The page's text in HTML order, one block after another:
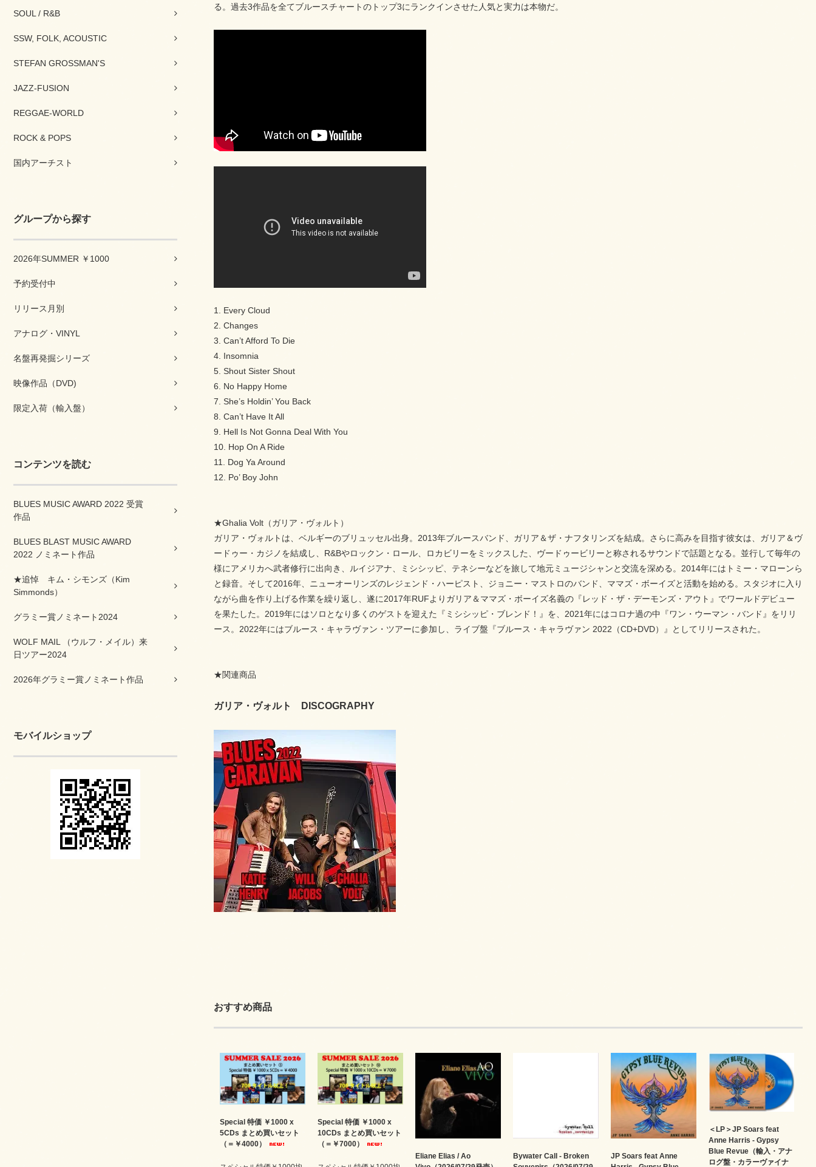
SOUL / R&B
SSW, FOLK, ACOUSTIC
STEFAN GROSSMAN'S
JAZZ-FUSION
REGGAE-WORLD
ROCK & POPS
国内アーチスト
グループから探す
2026年SUMMER ￥1000
予約受付中
リリース月別
アナログ・VINYL
名盤再発掘シリーズ
映像作品（DVD)
限定入荷（輸入盤）
コンテンツを読む
BLUES MUSIC AWARD 2022 受賞
作品
BLUES BLAST MUSIC AWARD
2022 ノミネート作品
★追悼 キム・シモンズ（Kim
Simmonds）
グラミー賞ノミネート2024
WOLF MAIL （ウルフ・メイル）来
日ツアー2024
2026年グラミー賞ノミネート作品
モバイルショップ
る。過去3作品を全てブルースチャートのトップ3にランクインさせた人気と実力は本物だ。
1. Every Cloud
2. Changes
3. Can’t Afford To Die
4. Insomnia
5. Shout Sister Shout
6. No Happy Home
7. She’s Holdin’ You Back
8. Can’t Have It All
9. Hell Is Not Gonna Deal With You
10. Hop On A Ride
11. Dog Ya Around
12. Po’ Boy John
★Ghalia Volt（ガリア・ヴォルト）
ガリア・ヴォルトは、ベルギーのブリュッセル出身。2013年ブルースバンド、ガリア＆ザ・ナフタリンズを結成。さらに高みを目指す彼女は、ガリア＆ヴ
ードゥー・カジノを結成し、R&Bやロックン・ロール、ロカビリーをミックスした、ヴードゥービリーと称されるサウンドで話題となる。並行して毎年の
様にアメリカへ武者修行に出向き、ルイジアナ、ミシシッピ、テネシーなどを旅して地元ミュージシャンと交流を深める。2014年にはトミー・マローンら
と録音。そして2016年、ニューオーリンズのレジェンド・ハーピスト、ジョニー・マストロのバンド、ママズ・ボーイズと活動を始める。スタジオに入り
ながら曲を作り上げる作業を繰り返し、遂に2017年RUFよりガリア＆ママズ・ボーイズ名義の『レッド・ザ・デーモンズ・アウト』でワールドデビュー
を果たした。2019年にはソロとなり多くのゲストを迎えた『ミシシッピ・ブレンド！』を、2021年にはコロナ過の中『ワン・ウーマン・バンド』をリリ
ース。2022年にはブルース・キャラヴァン・ツアーに参加し、ライブ盤『ブルース・キャラヴァン 2022（CD+DVD）』としてリリースされた。
★関連商品
ガリア・ヴォルト DISCOGRAPHY
おすすめ商品
Special 特価 ￥1000 x
5CDs まとめ買いセット
（＝￥4000）
Special 特価 ￥1000 x
10CDs まとめ買いセット
（＝￥7000）
Eliane Elias / Ao
Bywater Call - Broken
JP Soars feat Anne
＜LP＞JP Soars feat
Anne Harris - Gypsy
Blue Revue（輸入・アナ
ログ盤・カラーヴァイナ